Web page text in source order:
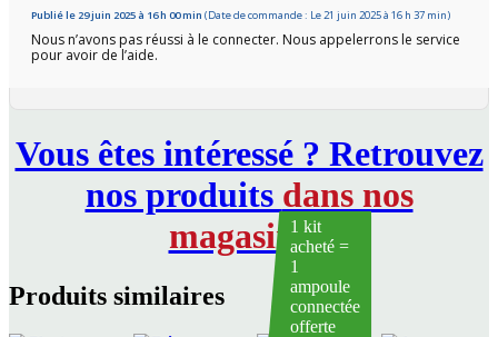
Publié le 29 juin 2025 à 16 h 00 min (Date de commande : Le 21 juin 2025 à 16 h 37 min)
Nous n’avons pas réussi à le connecter. Nous appelerrons le service
pour avoir de l’aide.
Vous êtes intéressé ? Retrouvez
nos produits dans nos
magasins!
Produits similaires
1 kit
acheté =
1
ampoule
connectée
offerte